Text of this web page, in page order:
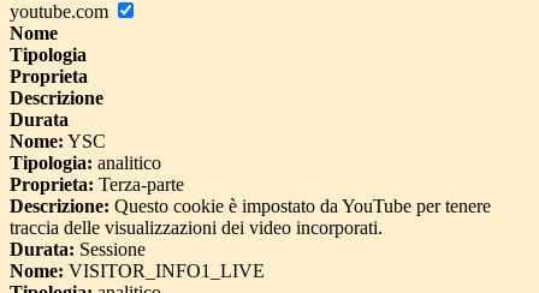
youtube.com
Nome
Tipologia
Proprieta
Descrizione
Durata
Nome: YSC
Tipologia: analitico
Proprieta: Terza-parte
Descrizione: Questo cookie è impostato da YouTube per tenere
traccia delle visualizzazioni dei video incorporati.
Durata: Sessione
Nome: VISITOR_INFO1_LIVE